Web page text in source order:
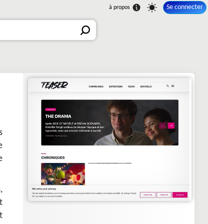
Se connecter